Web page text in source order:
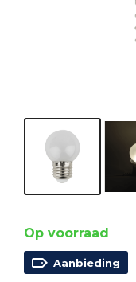
Op voorraad
Aanbieding